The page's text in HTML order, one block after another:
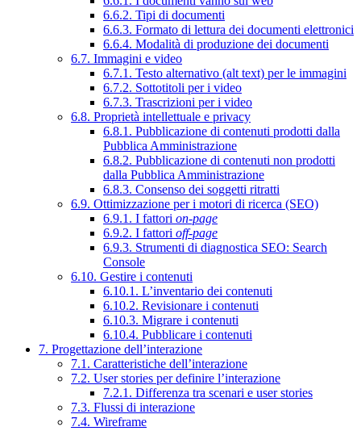
6.6.2. Tipi di documenti
6.6.3. Formato di lettura dei documenti elettronici
6.6.4. Modalità di produzione dei documenti
6.7. Immagini e video
6.7.1. Testo alternativo (alt text) per le immagini
6.7.2. Sottotitoli per i video
6.7.3. Trascrizioni per i video
6.8. Proprietà intellettuale e privacy
6.8.1. Pubblicazione di contenuti prodotti dalla
Pubblica Amministrazione
6.8.2. Pubblicazione di contenuti non prodotti
dalla Pubblica Amministrazione
6.8.3. Consenso dei soggetti ritratti
6.9. Ottimizzazione per i motori di ricerca (SEO)
6.9.1. I fattori on-page
6.9.2. I fattori off-page
6.9.3. Strumenti di diagnostica SEO: Search
Console
6.10. Gestire i contenuti
6.10.1. L’inventario dei contenuti
6.10.2. Revisionare i contenuti
6.10.3. Migrare i contenuti
6.10.4. Pubblicare i contenuti
7. Progettazione dell’interazione
7.1. Caratteristiche dell’interazione
7.2. User stories per definire l’interazione
7.2.1. Differenza tra scenari e user stories
7.3. Flussi di interazione
7.4. Wireframe